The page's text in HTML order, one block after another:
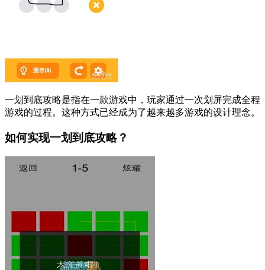
一划到底攻略是指在一款游戏中，玩家通过一次划屏完成全程
游戏的过程。这种方式已经成为了越来越多游戏的设计理念。
如何实现一划到底攻略？